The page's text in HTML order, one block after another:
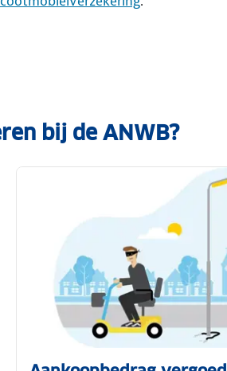
bij de ANWB?